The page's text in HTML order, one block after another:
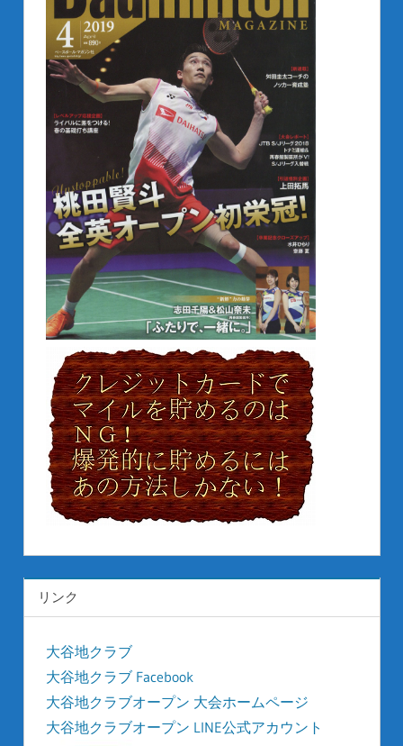
リンク
大谷地クラブ
大谷地クラブ Facebook
大谷地クラブオープン 大会ホームページ
大谷地クラブオープン LINE公式アカウント